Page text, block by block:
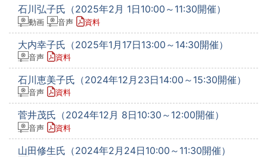
石川弘子氏（2025年2月 1日10:00～11:30開催）
動画 音声 資料
大内幸子氏（2025年1月17日13:00～14:30開催）
音声 資料
石川恵美子氏（2024年12月23日14:00～15:30開催）
音声 資料
菅井茂氏（2024年12月 8日10:30～12:00開催）
音声 資料
山田修生氏（2024年2月24日10:00～11:30開催）